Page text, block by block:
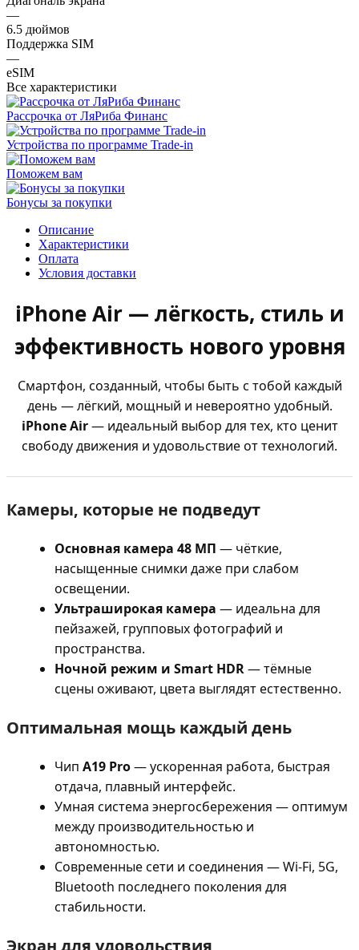
—
6.5 дюймов
Поддержка SIM
—
eSIM
Все характеристики
Рассрочка от ЛяРиба Финанс
Устройства по программе Trade-in
Поможем вам
Бонусы за покупки
Описание
Характеристики
Оплата
Условия доставки
iPhone Air — лёгкость, стиль и
эффективность нового уровня
Смартфон, созданный, чтобы быть с тобой каждый
день — лёгкий, мощный и невероятно удобный.
iPhone Air— идеальный выбор для тех, кто ценит
свободу движения и удовольствие от технологий.
Камеры, которые не подведут
Основная камера 48 МП — чёткие,
насыщенные снимки даже при слабом
освещении.
Ультраширокая камера — идеальна для
пейзажей, групповых фотографий и
пространства.
Ночной режим и Smart HDR— тёмные
сцены оживают, цвета выглядят естественно.
Оптимальная мощь каждый день
Чип A19 Pro— ускоренная работа, быстрая
отдача, плавный интерфейс.
Умная система энергосбережения — оптимум
между производительностью и
автономностью.
Современные сети и соединения — Wi-Fi, 5G,
Bluetooth последнего поколения для
стабильности.